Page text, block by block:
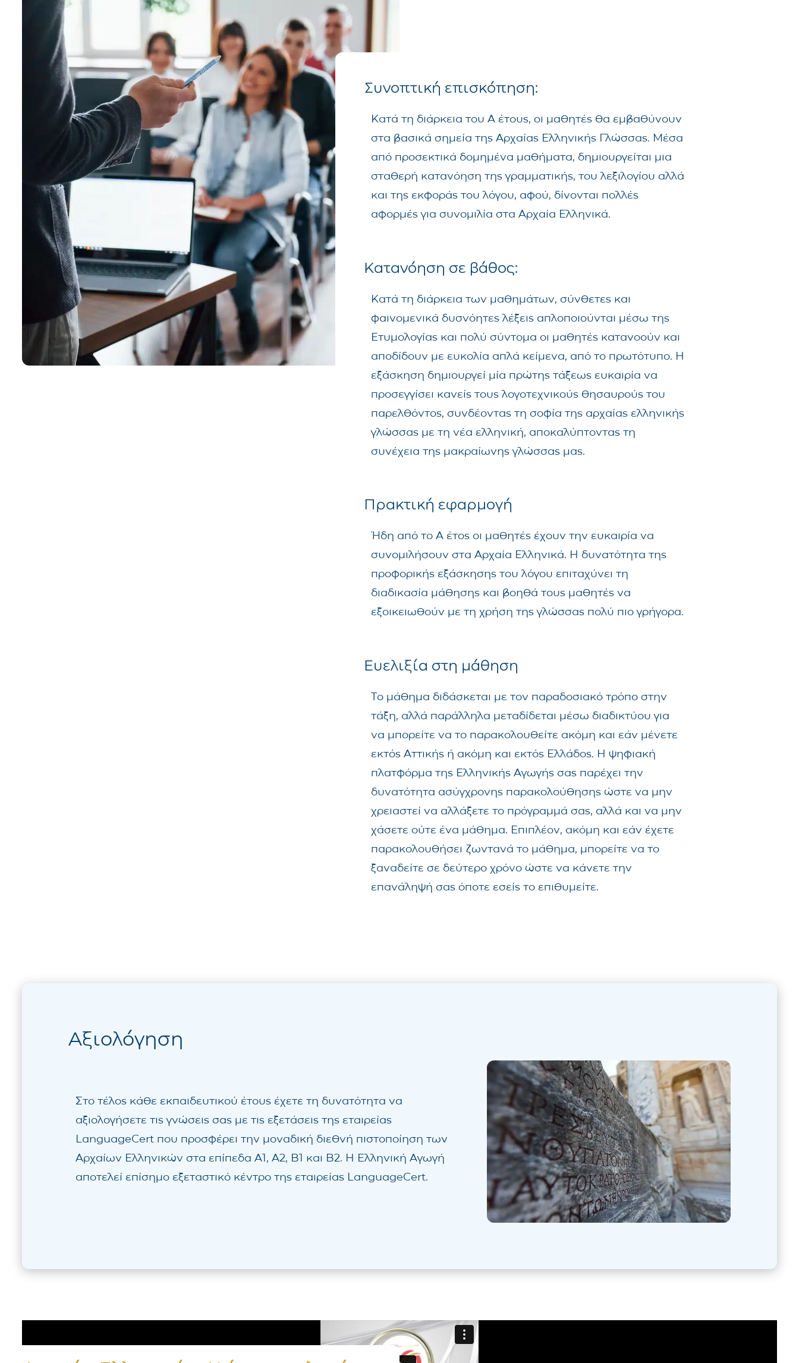
Συνοπτική επισκόπηση:
Κατά τη διάρκεια του Α έτους, οι μαθητές θα εμβαθύνουν
στα βασικά σημεία της Αρχαίας Ελληνικής Γλώσσας. Μέσα
από προσεκτικά δομημένα μαθήματα, δημιουργείται μια
σταθερή κατανόηση της γραμματικής, του λεξιλογίου αλλά
και της εκφοράς του λόγου, αφού, δίνονται πολλές
αφορμές για συνομιλία στα Αρχαία Ελληνικά.
Κατανόηση σε βάθος:
Κατά τη διάρκεια των μαθημάτων, σύνθετες και
φαινομενικά δυσνόητες λέξεις απλοποιούνται μέσω της
Ετυμολογίας και πολύ σύντομα οι μαθητές κατανοούν και
αποδίδουν με ευκολία απλά κείμενα, από το πρωτότυπο. Η
εξάσκηση δημιουργεί μία πρώτης τάξεως ευκαιρία να
προσεγγίσει κανείς τους λογοτεχνικούς θησαυρούς του
παρελθόντος, συνδέοντας τη σοφία της αρχαίας ελληνικής
γλώσσας με τη νέα ελληνική, αποκαλύπτοντας τη
συνέχεια της μακραίωνης γλώσσας μας.
Πρακτική εφαρμογή
Ήδη από το Α έτος οι μαθητές έχουν την ευκαιρία να
συνομιλήσουν στα Αρχαία Ελληνικά. Η δυνατότητα της
προφορικής εξάσκησης του λόγου επιταχύνει τη
διαδικασία μάθησης και βοηθά τους μαθητές να
εξοικειωθούν με τη χρήση της γλώσσας πολύ πιο γρήγορα.
Ευελιξία στη μάθηση
Το μάθημα διδάσκεται με τον παραδοσιακό τρόπο στην
τάξη, αλλά παράλληλα μεταδίδεται μέσω διαδικτύου για
να μπορείτε να το παρακολουθείτε ακόμη και εάν μένετε
εκτός Αττικής ή ακόμη και εκτός Ελλάδος. Η ψηφιακή
πλατφόρμα της Ελληνικής Αγωγής σας παρέχει την
δυνατότητα ασύγχρονης παρακολούθησης ώστε να μην
χρειαστεί να αλλάξετε το πρόγραμμά σας, αλλά και να μην
χάσετε ούτε ένα μάθημα. Επιπλέον, ακόμη και εάν έχετε
παρακολουθήσει ζωντανά το μάθημα, μπορείτε να το
ξαναδείτε σε δεύτερο χρόνο ώστε να κάνετε την
επανάληψή σας όποτε εσείς το επιθυμείτε.
Αξιολόγηση
Στο τέλος κάθε εκπαιδευτικού έτους έχετε τη δυνατότητα να
αξιολογήσετε τις γνώσεις σας με τις εξετάσεις της εταιρείας
LanguageCert που προσφέρει την μοναδική διεθνή πιστοποίηση των
Αρχαίων Ελληνικών στα επίπεδα Α1, Α2, Β1 και Β2. Η Ελληνική Αγωγή
αποτελεί επίσημο εξεταστικό κέντρο της εταιρείας LanguageCert.